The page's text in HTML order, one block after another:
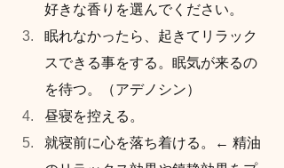
好きな香りを選んでください。
眠れなかったら、起きてリラック
スできる事をする。眠気が来るの
を待つ。（アデノシン）
昼寝を控える。
就寝前に心を落ち着ける。← 精油